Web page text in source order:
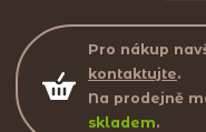
Pro nákup
kontaktujte.
Na prodejně
skladem.